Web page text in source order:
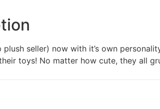
seller) now with it’s own
toys! No matter how cute, they all